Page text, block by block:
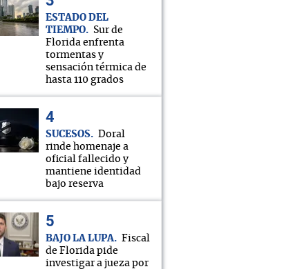
ESTADO DEL
TIEMPO
Sur de
Florida enfrenta
tormentas y
sensación térmica de
hasta 110 grados
SUCESOS
Doral
rinde homenaje a
oficial fallecido y
mantiene identidad
bajo reserva
BAJO LA LUPA
Fiscal
de Florida pide
investigar a jueza por